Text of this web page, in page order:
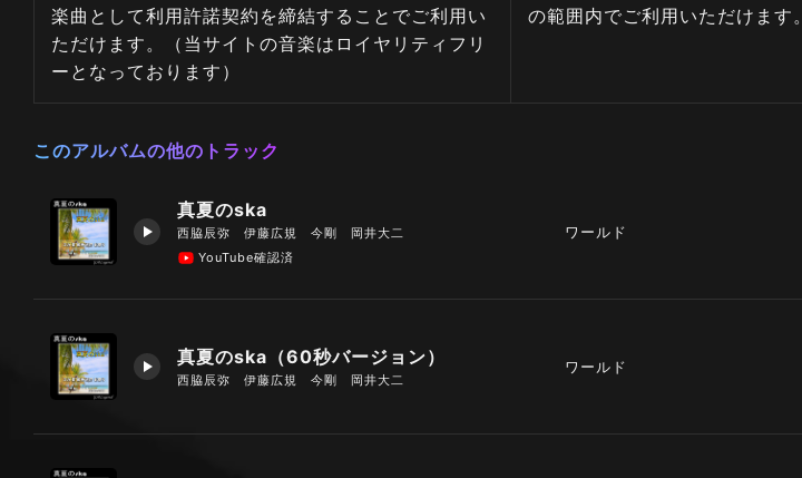
楽曲として利用許諾契約を締結することでご利用い
ただけます。（当サイトの音楽はロイヤリティフリ
ーとなっております）
の範囲内でご利用いただけます。
このアルバムの他のトラック
真夏のska
西脇辰弥 伊藤広規 今剛 岡井大二
YouTube確認済
ワールド
真夏のska（60秒バージョン）
西脇辰弥 伊藤広規 今剛 岡井大二
ワールド